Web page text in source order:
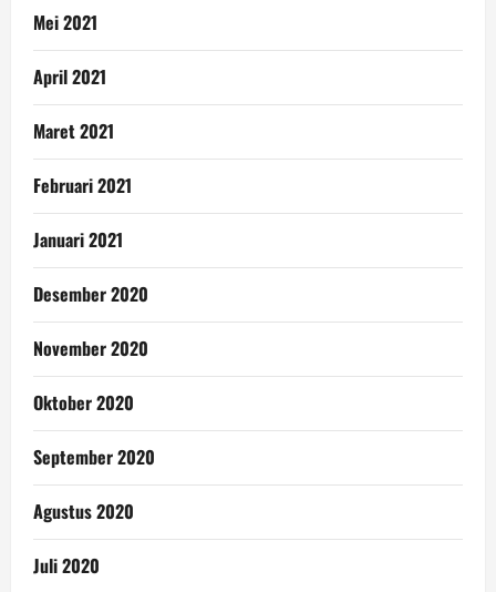
Mei 2021
April 2021
Maret 2021
Februari 2021
Januari 2021
Desember 2020
November 2020
Oktober 2020
September 2020
Agustus 2020
Juli 2020